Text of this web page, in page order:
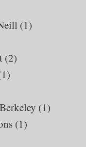
(1)
(2)
(1)
(1)